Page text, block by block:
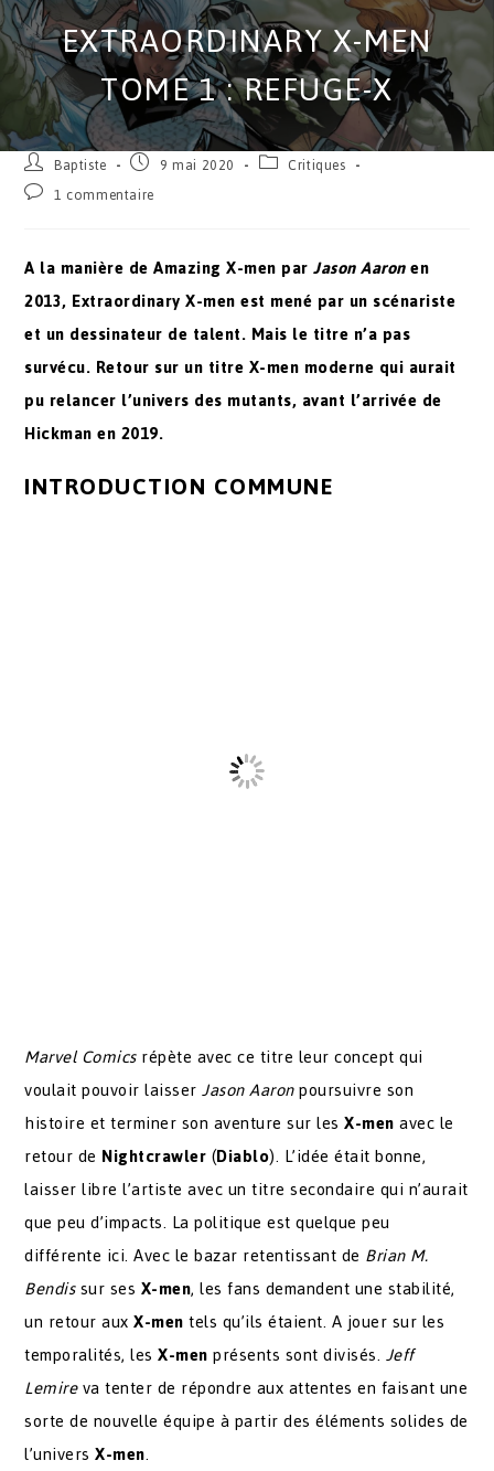
EXTRAORDINARY X-MEN
TOME 1 : REFUGE-X
Baptiste 9 mai 2020
Critiques
1 commentaire
A la manière de Amazing X-men parJason Aaronen
2013, Extraordinary X-men est mené par un scénariste
et un dessinateur de talent. Mais le titre n’a pas
survécu. Retour sur un titre X-men moderne qui aurait
pu relancer l’univers des mutants, avant l’arrivée de
Hickman en 2019.
INTRODUCTION COMMUNE
Marvel Comicsrépète avec ce titre leur concept qui
voulait pouvoir laisserJason Aaronpoursuivre son
histoire et terminer son aventure sur lesX-menavec le
retour de Nightcrawler(Diablo). L’idée était bonne,
laisser libre l’artiste avec un titre secondaire qui n’aurait
que peu d’impacts. La politique est quelque peu
différente ici. Avec le bazar retentissant de Brian M.
Bendissur ses X-men, les fans demandent une stabilité,
un retour auxX-mentels qu’ils étaient. A jouer sur les
temporalités, lesX-menprésents sont divisés. Jeff
Lemireva tenter de répondre aux attentes en faisant une
sorte de nouvelle équipe à partir des éléments solides de
l’universX-men.